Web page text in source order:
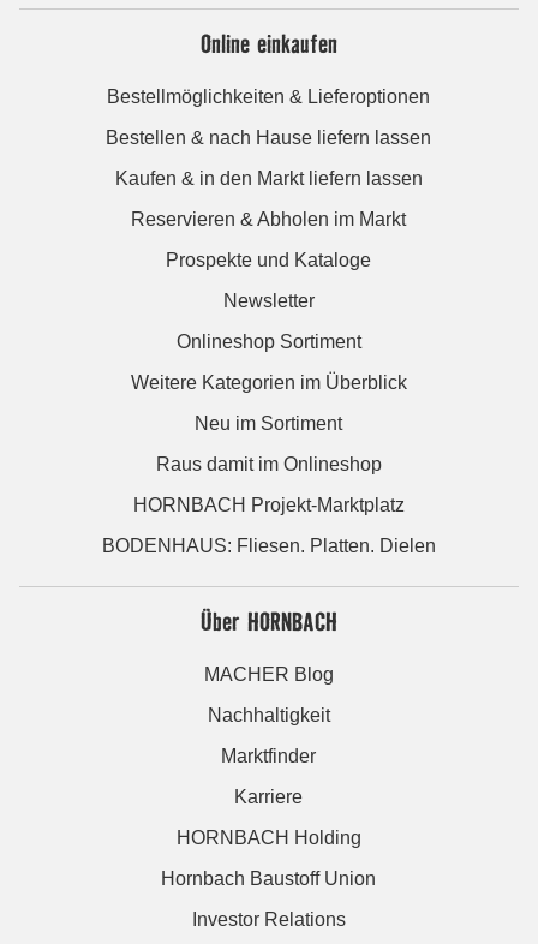
Online einkaufen
Bestellmöglichkeiten & Lieferoptionen
Bestellen & nach Hause liefern lassen
Kaufen & in den Markt liefern lassen
Reservieren & Abholen im Markt
Prospekte und Kataloge
Newsletter
Onlineshop Sortiment
Weitere Kategorien im Überblick
Neu im Sortiment
Raus damit im Onlineshop
HORNBACH Projekt-Marktplatz
BODENHAUS: Fliesen. Platten. Dielen
Über HORNBACH
MACHER Blog
Nachhaltigkeit
Marktfinder
Karriere
HORNBACH Holding
Hornbach Baustoff Union
Investor Relations